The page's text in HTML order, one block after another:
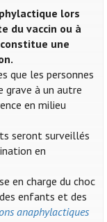
lors
du vaccin ou à
une
que les personnes
grave à un autre
en milieu
seront surveillés
en
en charge du choc
enfants et des
anaphylactiques